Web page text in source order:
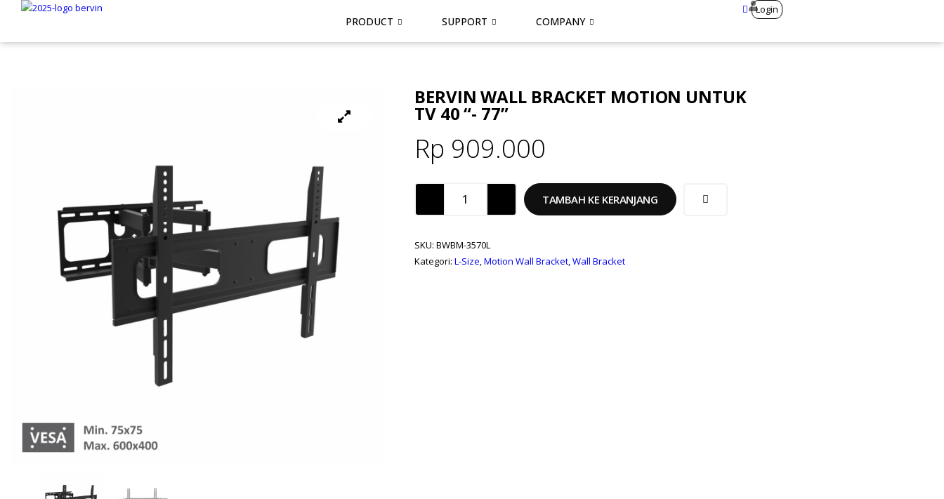
PRODUCT SUPPORT COMPANY
Login
BERVIN WALL BRACKET MOTION UNTUK
TV 40 “- 77”
Rp 909.000
TAMBAH KE KERANJANG
SKU: BWBM-3570L
Kategori: L-Size,Motion Wall Bracket,Wall Bracket